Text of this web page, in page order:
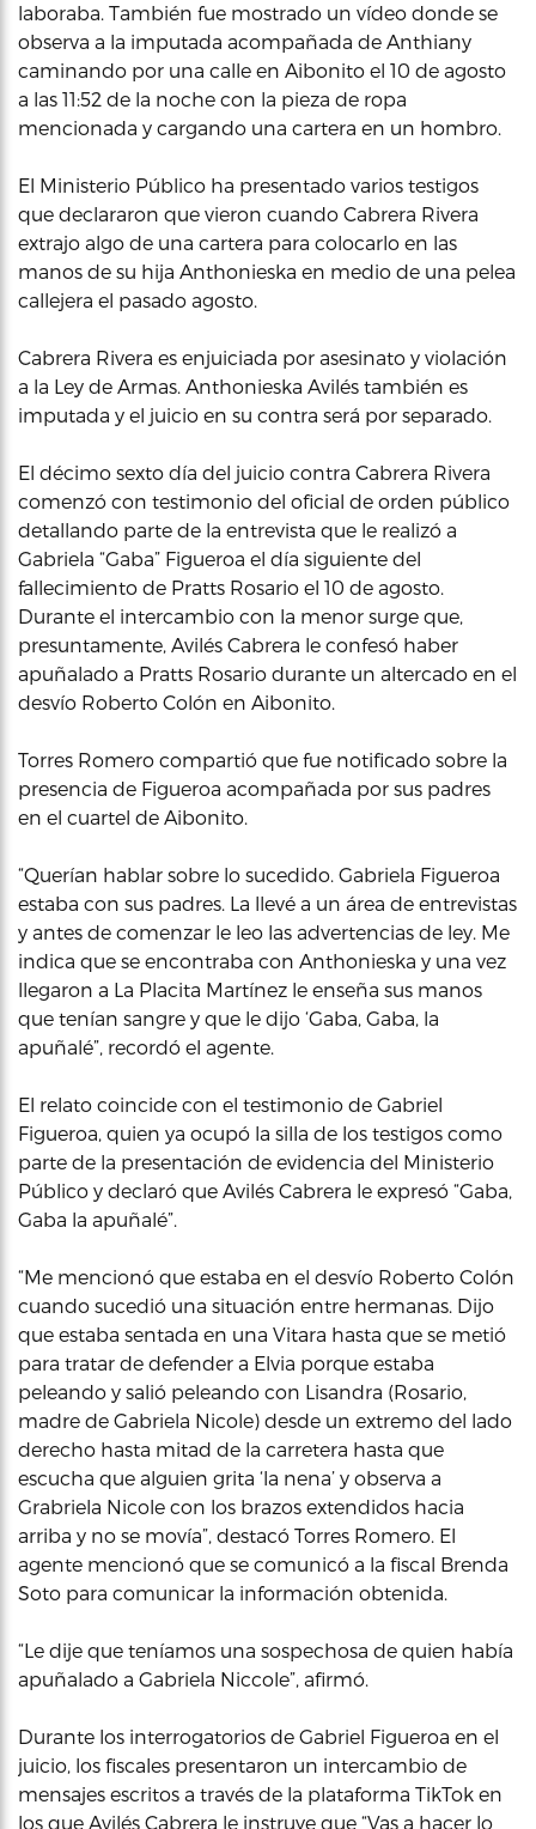
laboraba. También fue mostrado un vídeo donde se
observa a la imputada acompañada de Anthiany
caminando por una calle en Aibonito el 10 de agosto
a las 11:52 de la noche con la pieza de ropa
mencionada y cargando una cartera en un hombro.
El Ministerio Público ha presentado varios testigos
que declararon que vieron cuando Cabrera Rivera
extrajo algo de una cartera para colocarlo en las
manos de su hija Anthonieska en medio de una pelea
callejera el pasado agosto.
Cabrera Rivera es enjuiciada por asesinato y violación
a la Ley de Armas. Anthonieska Avilés también es
imputada y el juicio en su contra será por separado.
El décimo sexto día del juicio contra Cabrera Rivera
comenzó con testimonio del oficial de orden público
detallando parte de la entrevista que le realizó a
Gabriela “Gaba” Figueroa el día siguiente del
fallecimiento de Pratts Rosario el 10 de agosto.
Durante el intercambio con la menor surge que,
presuntamente, Avilés Cabrera le confesó haber
apuñalado a Pratts Rosario durante un altercado en el
desvío Roberto Colón en Aibonito.
Torres Romero compartió que fue notificado sobre la
presencia de Figueroa acompañada por sus padres
en el cuartel de Aibonito.
“Querían hablar sobre lo sucedido. Gabriela Figueroa
estaba con sus padres. La llevé a un área de entrevistas
y antes de comenzar le leo las advertencias de ley. Me
indica que se encontraba con Anthonieska y una vez
llegaron a La Placita Martínez le enseña sus manos
que tenían sangre y que le dijo ‘Gaba, Gaba, la
apuñalé”, recordó el agente.
El relato coincide con el testimonio de Gabriel
Figueroa, quien ya ocupó la silla de los testigos como
parte de la presentación de evidencia del Ministerio
Público y declaró que Avilés Cabrera le expresó “Gaba,
Gaba la apuñalé”.
“Me mencionó que estaba en el desvío Roberto Colón
cuando sucedió una situación entre hermanas. Dijo
que estaba sentada en una Vitara hasta que se metió
para tratar de defender a Elvia porque estaba
peleando y salió peleando con Lisandra (Rosario,
madre de Gabriela Nicole) desde un extremo del lado
derecho hasta mitad de la carretera hasta que
escucha que alguien grita ‘la nena’ y observa a
Grabriela Nicole con los brazos extendidos hacia
arriba y no se movía”, destacó Torres Romero. El
agente mencionó que se comunicó a la fiscal Brenda
Soto para comunicar la información obtenida.
“Le dije que teníamos una sospechosa de quien había
apuñalado a Gabriela Niccole”, afirmó.
Durante los interrogatorios de Gabriel Figueroa en el
juicio, los fiscales presentaron un intercambio de
mensajes escritos a través de la plataforma TikTok en
los que Avilés Cabrera le instruye que “Vas a hacer lo